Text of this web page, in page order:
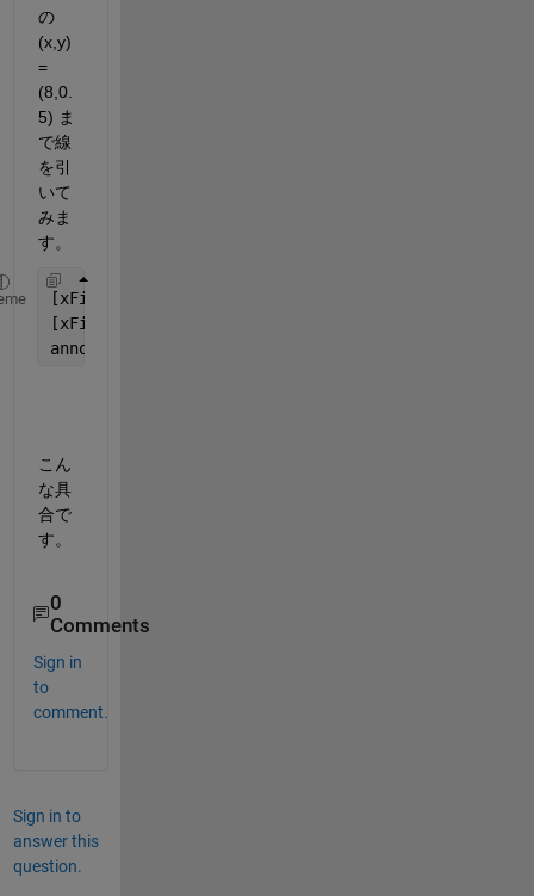
の
(x,y)
=
(8,0.
5) ま
で線
を引
いて
みま
す。
[xFig1,yFig1] =
[xFig2,yFig2] =
annotation(
こん
な具
合で
す。
0
Comments
Sign in
to
comment.
Sign in to
answer this
question.